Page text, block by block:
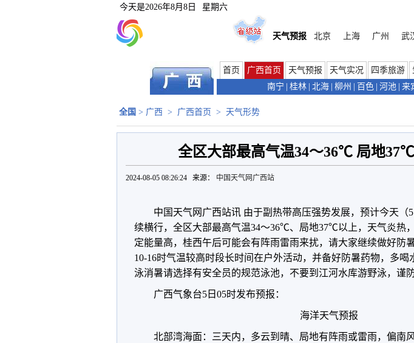
今天是2026年8月8日 星期六
天气预报
北京 上海 广州 武
首页 广西首页 天气预报 天气实况 四季旅游
南宁
桂林 北海 柳州 百色 河池 来
全国 > 广西 > 广西首页 > 天气形势
全区大部最高气温34～36℃ 局地
2024-08-05 08:26:24 来源： 中国天气网广西站
中国天气网广西站讯 由于副热带高压强势发展，预计今天（
续横行，全区大部最高气温34～36℃、局地37℃以上，天气炎热
定能量高，桂西午后可能会有阵雨雷雨来扰，请大家继续做好防
10-16时气温较高时段长时间在户外活动，并备好防暑药物，多喝
泳消暑请选择有安全员的规范泳池，不要到江河水库游野泳，谨
广西气象台5日05时发布预报：
海洋天气预报
北部湾海面：三天内，多云到晴、局地有阵雨或雷雨，偏南